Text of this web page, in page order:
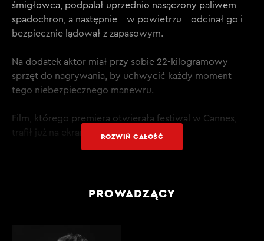
śmigłowca, podpalał uprzednio nasączony paliwem
spadochron, a następnie – w powietrzu – odcinał go i
bezpiecznie lądował z zapasowym.
Na dodatek aktor miał przy sobie 22-kilogramowy
sprzęt do nagrywania, by uchwycić każdy moment
tego niebezpiecznego manewru.
Film, którego premiera otwierała festiwal w Cannes,
trafił już na ekrany polskich kin.
ROZWIŃ CAŁOŚĆ
PROWADZĄCY